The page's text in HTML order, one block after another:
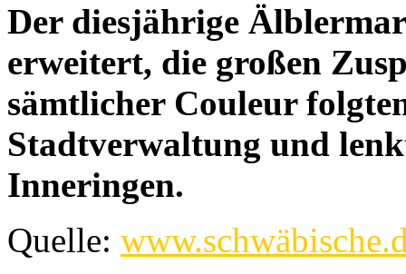
Der diesjährige
erweitert, die großen
sämtlicher Couleur
Stadtverwaltung und
Inneringen.
Quelle: